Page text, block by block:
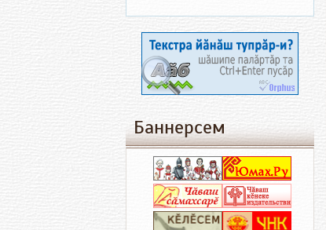
Баннерсем